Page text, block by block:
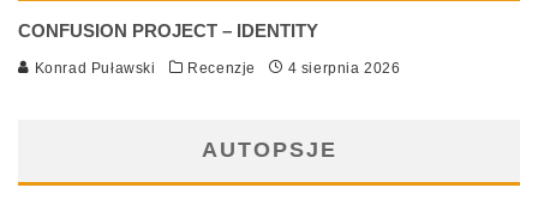
CONFUSION PROJECT – IDENTITY
Konrad Puławski Recenzje 4 sierpnia 2026
AUTOPSJE